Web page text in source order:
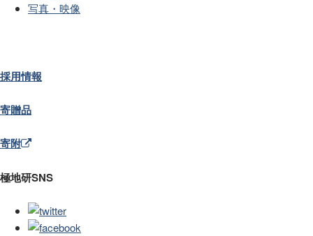
写真・映像
採用情報
寄贈品
寄附
極地研SNS